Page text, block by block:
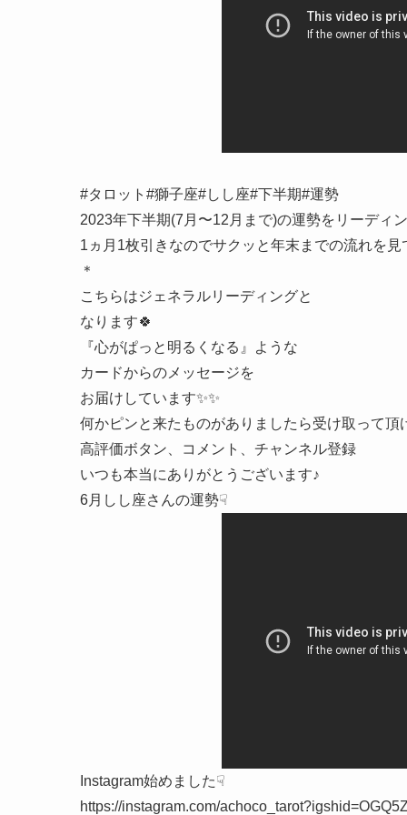
#タロット#獅子座#しし座#下半期#運勢
2023年下半期(7月〜12月まで)の運勢をリーディ
1ヵ月1枚引きなのでサクッと年末までの流れを
＊
こちらはジェネラルリーディングと
なります🍀
『心がぱっと明るくなる』ような
カードからのメッセージを
お届けしています✨✨
何かピンと来たものがありましたら受け取って頂
高評価ボタン、コメント、チャンネル登録
いつも本当にありがとうございます♪
6月しし座さんの運勢☟
Instagram始めました☟
https://instagram.com/